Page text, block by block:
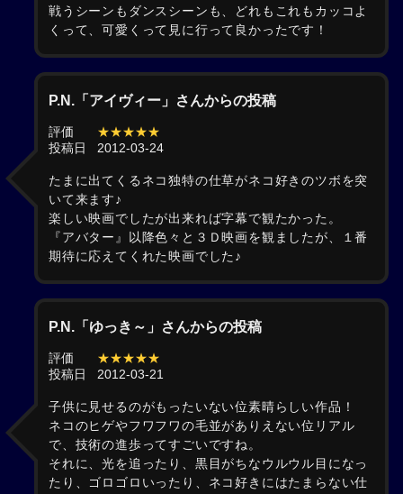
戦うシーンもダンスシーンも、どれもこれもカッコよ
くって、可愛くって見に行って良かったです！
P.N.「アイヴィー」さんからの投稿
評価
★★★★★
投稿日
2012-03-24
たまに出てくるネコ独特の仕草がネコ好きのツボを突
いて来ます♪
楽しい映画でしたが出来れば字幕で観たかった。
『アバター』以降色々と３Ｄ映画を観ましたが、１番
期待に応えてくれた映画でした♪
P.N.「ゆっき～」さんからの投稿
評価
★★★★★
投稿日
2012-03-21
子供に見せるのがもったいない位素晴らしい作品！
ネコのヒゲやフワフワの毛並がありえない位リアル
で、技術の進歩ってすごいですね。
それに、光を追ったり、黒目がちなウルウル目になっ
たり、ゴロゴロいったり、ネコ好きにはたまらない仕